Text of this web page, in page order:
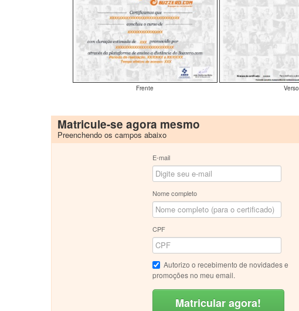
Frente Verso
Matricule-se agora mesmo
Preenchendo os campos abaixo
E-mail
Nome completo
CPF
Autorizo o recebimento de novidades e
promoções no meu email.
Matricular agora!